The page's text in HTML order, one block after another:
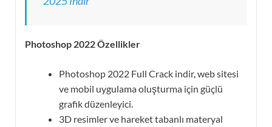
Photoshop 2022 Özellikler
Photoshop 2022 Full Crack indir, web sitesi
ve mobil uygulama oluşturma için güçlü
grafik düzenleyici.
3D resimler ve hareket tabanlı materyal